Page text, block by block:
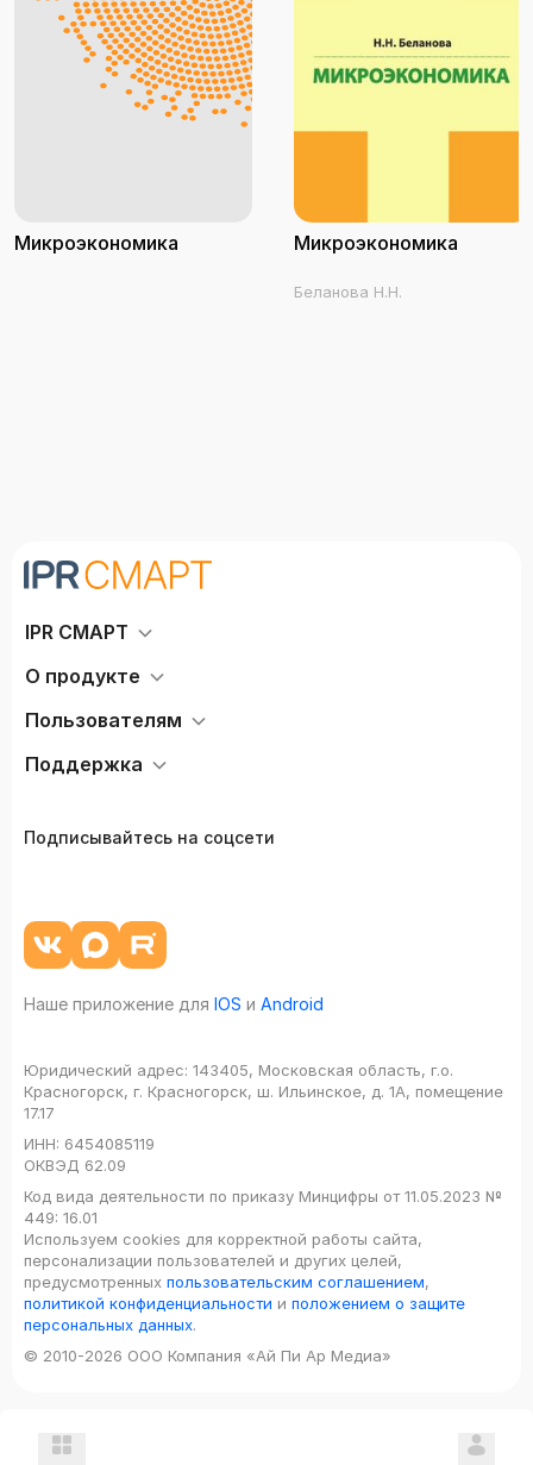
Микроэкономика Микроэкономика
Беланова Н.Н.
IPR СМАРТ
О продукте
Пользователям
Поддержка
Подписывайтесь на соцсети
Наше приложение для IOS и Android
Юридический адрес: 143405, Московская область, г.о.
Красногорск, г. Красногорск, ш. Ильинское, д. 1А, помещение
17.17
ИНН: 6454085119
ОКВЭД 62.09
Код вида деятельности по приказу Минцифры от 11.05.2023 №
449: 16.01
Используем cookies для корректной работы сайта,
персонализации пользователей и других целей,
предусмотренных пользовательским соглашением,
политикой конфиденциальности и положением о защите
персональных данных.
© 2010-2026 ООО Компания «Ай Пи Ар Медиа»